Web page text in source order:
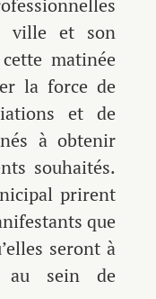
ville et son
matinée
la force de
et de
à obtenir
souhaités.
prirent
que
seront à
au sein de